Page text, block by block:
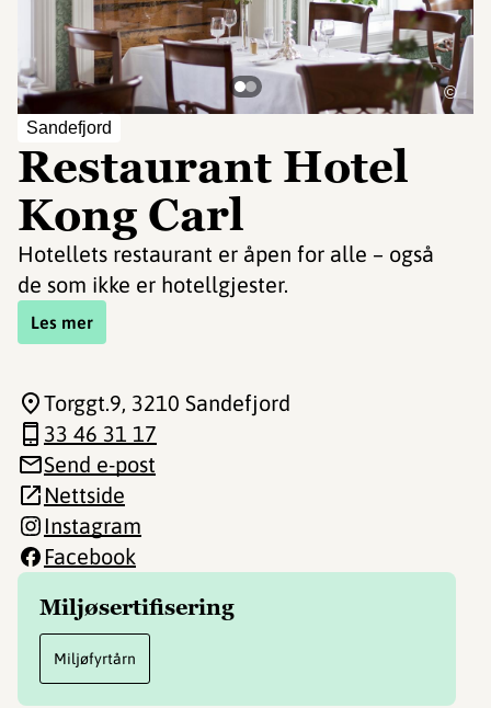
Sandefjord
Restaurant Hotel
Kong Carl
Hotellets restaurant er åpen for alle – også
de som ikke er hotellgjester.
Les mer
©
Torggt.9, 3210 Sandefjord
33 46 31 17
Send e-post
Nettside
Instagram
Facebook
Miljøsertifisering
Miljøfyrtårn